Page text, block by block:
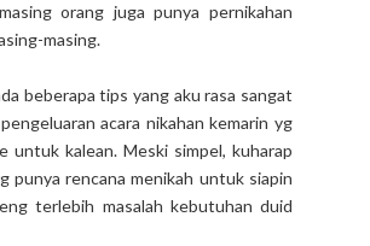
orang juga punya pernikahan
masing.
beberapa tips yang aku rasa sangat
acara nikahan kemarin yg
untuk kalean. Meski simpel, kuharap
punya rencana menikah untuk siapin
terlebih masalah kebutuhan duid